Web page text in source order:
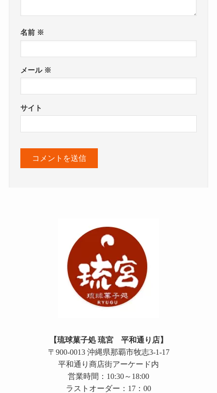
名前 ※
メール ※
サイト
【琉球菓子処 琉宮 平和通り店】
〒900-0013 沖縄県那覇市牧志3-1-17
平和通り商店街アーケード内
営業時間：10:30～18:00
ラストオーダー：17：00